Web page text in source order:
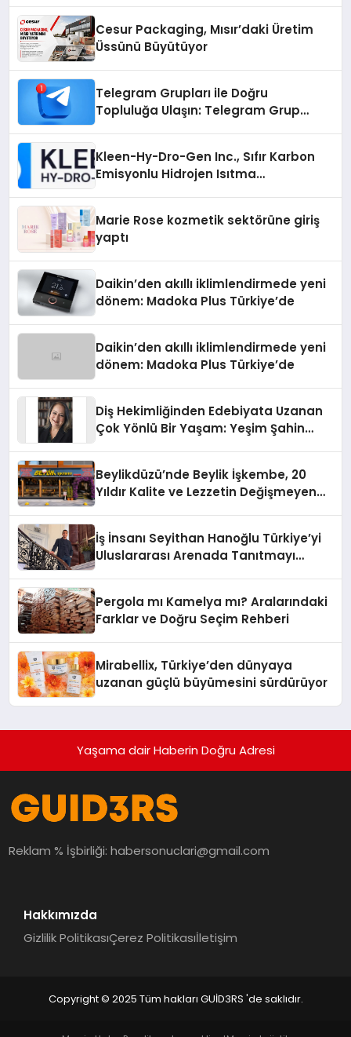
Cesur Packaging, Mısır’daki Üretim
Üssünü Büyütüyor
Telegram Grupları ile Doğru
Topluluğa Ulaşın: Telegram Grup
Kleen-Hy-Dro-Gen Inc., Sıfır Karbon
Emisyonlu Hidrojen Isıtma
Marie Rose kozmetik sektörüne giriş
yaptı
Daikin’den akıllı iklimlendirmede yeni
dönem: Madoka Plus Türkiye’de
Daikin’den akıllı iklimlendirmede yeni
dönem: Madoka Plus Türkiye’de
Diş Hekimliğinden Edebiyata Uzanan
Çok Yönlü Bir Yaşam: Yeşim Şahin
Beylikdüzü’nde Beylik İşkembe, 20
Yıldır Kalite ve Lezzetin Değişmeyen
İş İnsanı Seyithan Hanoğlu Türkiye’yi
Uluslararası Arenada Tanıtmayı
Pergola mı Kamelya mı? Aralarındaki
Farklar ve Doğru Seçim Rehberi
Mirabellix, Türkiye’den dünyaya
uzanan güçlü büyümesini sürdürüyor
Yaşama dair Haberin Doğru Adresi
Reklam % İşbirliği:habersonuclari@gmail.com
Hakkımızda
Gizlilik PolitikasıÇerez Politikasıİletişim
Copyright © 2025 Tüm hakları GUİD3RS 'de saklıdır.